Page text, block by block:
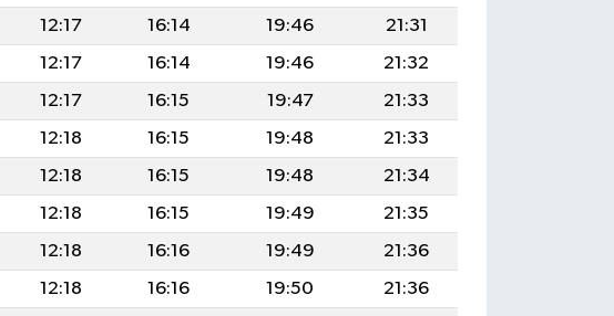
12:17 16:14 19:46
21:31
12:17 16:14 19:46
21:32
12:17 16:15 19:47
21:33
12:18 16:15 19:48
21:33
12:18 16:15 19:48
21:34
12:18 16:15 19:49
21:35
12:18 16:16 19:49
21:36
12:18 16:16 19:50
21:36